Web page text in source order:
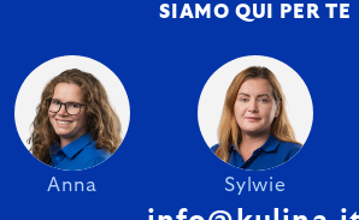
SIAMO QUI PER TE
Anna Sylwie